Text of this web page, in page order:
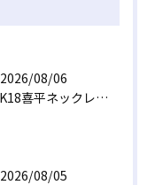
2026/08/06
《K18喜平ネックレス・ブレスレット》
2026/08/05